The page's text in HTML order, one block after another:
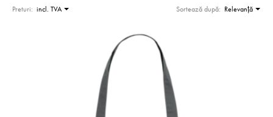
Preturi: incl. TVA Sortează după: Relevanţă